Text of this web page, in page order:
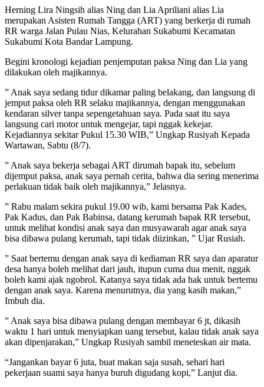
Herning Lira Ningsih alias Ning dan Lia Apriliani alias Lia
merupakan Asisten Rumah Tangga (ART) yang berkerja di rumah
RR warga Jalan Pulau Nias, Kelurahan Sukabumi Kecamatan
Sukabumi Kota Bandar Lampung.
Begini kronologi kejadian penjemputan paksa Ning dan Lia yang
dilakukan oleh majikannya.
” Anak saya sedang tidur dikamar paling belakang, dan langsung di
jemput paksa oleh RR selaku majikannya, dengan menggunakan
kendaran silver tanpa sepengetahuan saya. Pada saat itu saya
langsung cari motor untuk mengejar, tapi nggak kekejar.
Kejadiannya sekitar Pukul 15.30 WIB,” Ungkap Rusiyah Kepada
Wartawan, Sabtu (8/7).
” Anak saya bekerja sebagai ART dirumah bapak itu, sebelum
dijemput paksa, anak saya pernah cerita, bahwa dia sering menerima
perlakuan tidak baik oleh majikannya,” Jelasnya.
” Rabu malam sekira pukul 19.00 wib, kami bersama Pak Kades,
Pak Kadus, dan Pak Babinsa, datang kerumah bapak RR tersebut,
untuk melihat kondisi anak saya dan musyawarah agar anak saya
bisa dibawa pulang kerumah, tapi tidak diizinkan, ” Ujar Rusiah.
” Saat bertemu dengan anak saya di kediaman RR saya dan aparatur
desa hanya boleh melihat dari jauh, itupun cuma dua menit, nggak
boleh kami ajak ngobrol. Katanya saya tidak ada hak untuk bertemu
dengan anak saya. Karena menurutnya, dia yang kasih makan,”
Imbuh dia.
” Anak saya bisa dibawa pulang dengan membayar 6 jt, dikasih
waktu 1 hari untuk menyiapkan uang tersebut, kalau tidak anak saya
akan dipenjarakan,” Ungkap Rusiyah sambil meneteskan air mata.
“Jangankan bayar 6 juta, buat makan saja susah, sehari hari
pekerjaan suami saya hanya buruh digudang kopi,” Lanjut dia.